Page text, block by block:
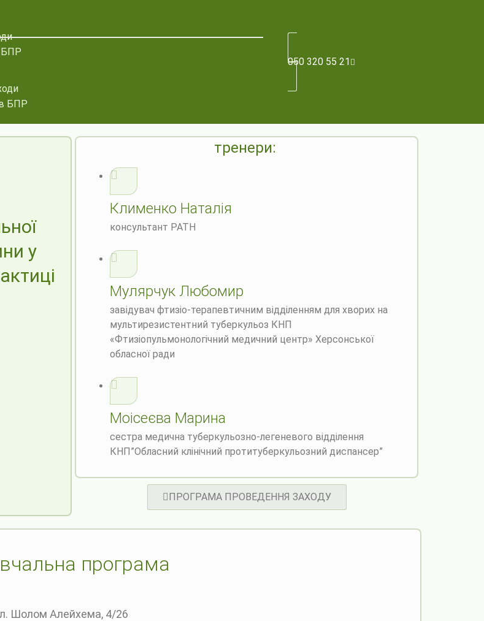
БПР
БПР
050 320 55 21
у
тренери:
Клименко Наталія
консультант РАТН
Мулярчук Любомир
завідувач фтизіо-терапевтичним відділенням для хворих на
мультирезистентний туберкульоз КНП
«Фтизіопульмонологічний медичний центр» Херсонської
обласної ради
Моісеєва Марина
сестра медична туберкульозно-легеневого відділення
КНП”Обласний клінічний протитуберкульозний диспансер”
ПРОГРАМА ПРОВЕДЕННЯ ЗАХОДУ
програма
Шолом Алейхема, 4/26